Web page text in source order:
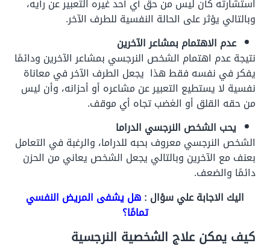
استشارته كأن ليس من حق أي أحد غيره التعبير عن رأيه،
وبالتالي يؤثر على الحالة النفسية للطرف الآخر.
عدم الاهتمام بمشاعر الآخرين
نتيجة عدم اهتمام الشخص النرجسي بمشاعر الآخرين ودائمًا
يفكر في نفسه فقط هذا يجعل الطرف الآخر في معاناة
نفسية لا يستطيع التعبير عن مشاعره أو أحزانه، وأن ليس
من حقه القلق أو الغضب تجاه أي موقف.
يحب الشخص النرجسي الدراما
الشخص النرجسي معروف بحبه للدراما، والرغبة في التعامل
بعنف مع الآخرين وبالتالي يجعل الشخص يعاني من الحزن
دائمًا والضعف.
اليك الاجابة علي سؤال :هل يشفى المريض النفسي
تمامًا؟
كيف يمكن علاج الشخصية النرجسية